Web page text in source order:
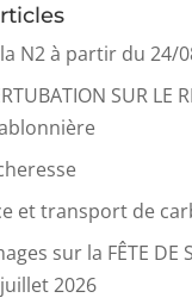
N2 à partir du 24/
SUR LE
et transport de
sur la FÊTE DE
2026